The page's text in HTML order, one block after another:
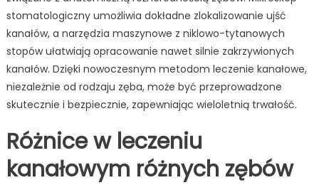
stomatologiczny umożliwia dokładne zlokalizowanie ujść
kanałów, a narzędzia maszynowe z niklowo-tytanowych
stopów ułatwiają opracowanie nawet silnie zakrzywionych
kanałów. Dzięki nowoczesnym metodom leczenie kanałowe,
niezależnie od rodzaju zęba, może być przeprowadzone
skutecznie i bezpiecznie, zapewniając wieloletnią trwałość.
Różnice w leczeniu
kanałowym różnych zębów